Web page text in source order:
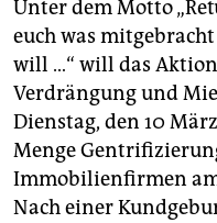
genossenschaft
epaper login
Unter dem Motto
euch was
will …“ will das
Verdrängung und
Dienstag, den 10
Menge
Immobilienfirmen
Nach einer